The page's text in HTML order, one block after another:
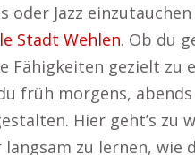
oder Jazz
Stadt Wehlen. Ob du
Fähigkeiten gezielt
früh morgens,
Hier geht’s
zu lernen,